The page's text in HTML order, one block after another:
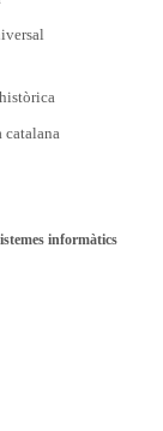
informàtics